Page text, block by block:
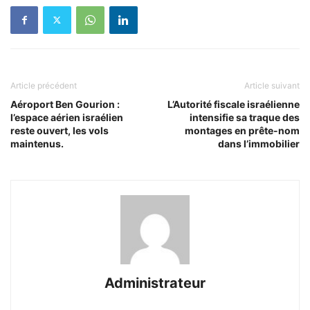
Article précédent
Aéroport Ben Gourion :
l’espace aérien israélien
reste ouvert, les vols
maintenus.
Article suivant
L’Autorité fiscale israélienne
intensifie sa traque des
montages en prête-nom
dans l’immobilier
Administrateur